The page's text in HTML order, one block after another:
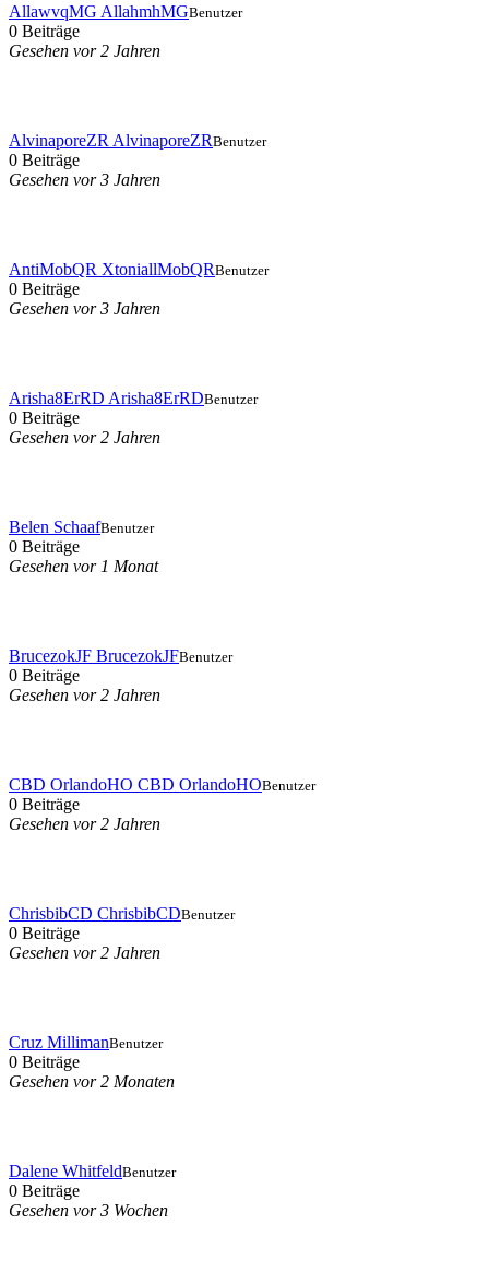
AllawvqMG AllahmhMGBenutzer
0 Beiträge
Gesehen vor 2 Jahren
AlvinaporeZR AlvinaporeZRBenutzer
0 Beiträge
Gesehen vor 3 Jahren
AntiMobQR XtoniallMobQRBenutzer
0 Beiträge
Gesehen vor 3 Jahren
Arisha8ErRD Arisha8ErRDBenutzer
0 Beiträge
Gesehen vor 2 Jahren
Belen SchaafBenutzer
0 Beiträge
Gesehen vor 1 Monat
BrucezokJF BrucezokJFBenutzer
0 Beiträge
Gesehen vor 2 Jahren
CBD OrlandoHO CBD OrlandoHOBenutzer
0 Beiträge
Gesehen vor 2 Jahren
ChrisbibCD ChrisbibCDBenutzer
0 Beiträge
Gesehen vor 2 Jahren
Cruz MillimanBenutzer
0 Beiträge
Gesehen vor 2 Monaten
Dalene WhitfeldBenutzer
0 Beiträge
Gesehen vor 3 Wochen